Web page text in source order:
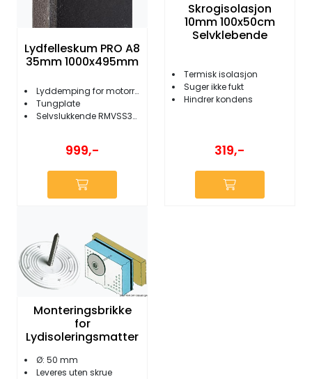
Lydfelleskum PRO A8
35mm 1000x495mm
Lyddemping for motorrom
Tungplate
Selvslukkende RMVSS302
999,-
Skrogisolasjon
10mm 100x50cm
Selvklebende
Termisk isolasjon
Suger ikke fukt
Hindrer kondens
319,-
Monteringsbrikke
for
Lydisoleringsmatter
Ø: 50 mm
Leveres uten skrue